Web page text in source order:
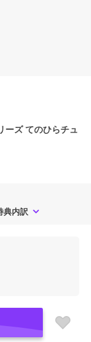
ーズ てのひらチュ
典内訳